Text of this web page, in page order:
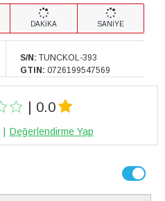
| 0.0
Değerlendirme Yap
DAKİKA SANİYE
S/N: TUNCKOL-393
GTIN: 0726199547569